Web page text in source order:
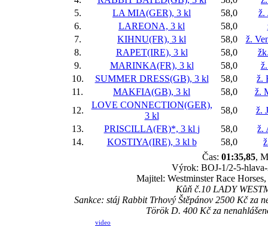
5.
LA MIA(GER), 3 kl 58,0
ž.
6.
LAREONA, 3 kl 58,0
7.
KIHNU(FR), 3 kl 58,0
ž.
8.
RAPET(IRE), 3 kl 58,0
9.
MARINKA(FR), 3 kl 58,0
10.
SUMMER DRESS(GB), 3 kl 58,0
ž.
11.
MAKFIA(GB), 3 kl 58,0
ž.
12.
LOVE CONNECTION(GER),
3 kl
58,0
ž.
13.
PRISCILLA(FR)*, 3 kl j 58,0
ž.
14.
KOSTIYA(IRE), 3 kl b 58,0
Čas: 01:35,85,
Výrok: BOJ-1/2-5-
Majitel: Westminster Race
Kůň č.10 LADY
Sankce: stáj Rabbit Trhový Štěpánov 2500 Kč za
Török D. 400 Kč za
video